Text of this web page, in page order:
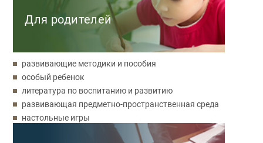
Для родителей
развивающие методики и пособия
особый ребенок
литература по воспитанию и развитию
развивающая предметно-пространственная среда
настольные игры